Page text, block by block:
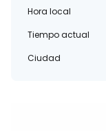
Hora local
Tiempo actual
Ciudad